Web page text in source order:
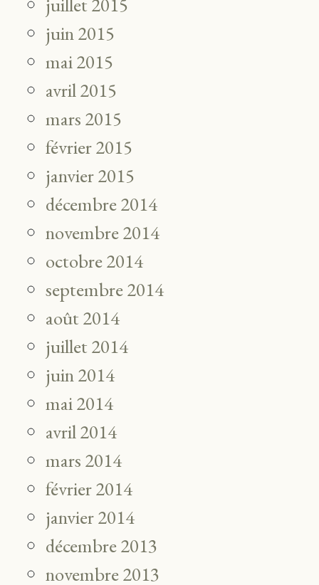
juin 2015
mai 2015
avril 2015
mars 2015
février 2015
janvier 2015
décembre 2014
novembre 2014
octobre 2014
septembre 2014
août 2014
juillet 2014
juin 2014
mai 2014
avril 2014
mars 2014
février 2014
janvier 2014
décembre 2013
novembre 2013